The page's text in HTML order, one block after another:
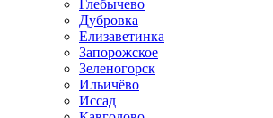
Глебычево
Дубровка
Елизаветинка
Запорожское
Зеленогорск
Ильичёво
Иссад